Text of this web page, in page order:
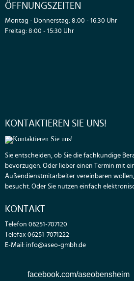
ÖFFNUNGSZEITEN
Montag - Donnerstag: 8:00 - 16:30 Uhr
Freitag: 8:00 - 15:30 Uhr
KONTAKTIEREN SIE UNS!
Sie entscheiden, ob Sie die fachkundige
bevorzugen. Oder lieber einen Termin mit
Außendienstmitarbeiter vereinbaren
besucht. Oder Sie nutzen einfach
KONTAKT
Telefon 06251-707120
Telefax 06251-7071222
E-Mail: info@aseo-gmbh.de
facebook.com/aseobensheim